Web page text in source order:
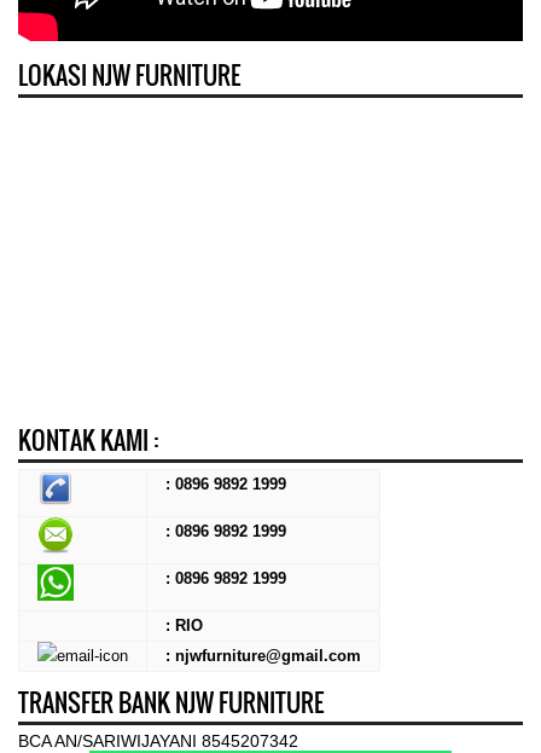
LOKASI NJW FURNITURE
KONTAK KAMI :
: 0896 9892 1999
: 0896 9892 1999
: 0896 9892 1999
: RIO
: njwfurniture@gmail.com
TRANSFER BANK NJW FURNITURE
BCA AN/SARIWIJAYANI 8545207342